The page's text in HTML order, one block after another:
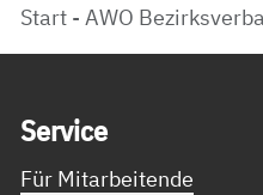
Start - AWO
Ser­vice
Für Mitarbeitende